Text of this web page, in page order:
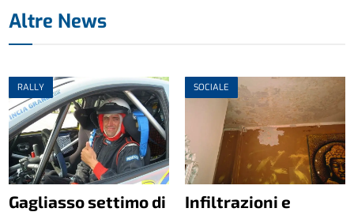
Altre News
RALLY
Gagliasso settimo di
SOCIALE
Infiltrazioni e